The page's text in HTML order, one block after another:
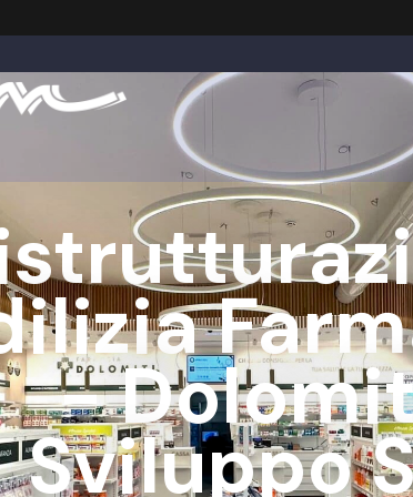
-
Sviluppo
BORGO VALBELUNA